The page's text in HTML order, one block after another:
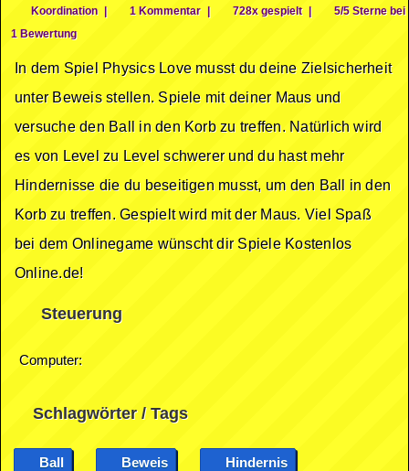
Koordination | 1 Kommentar | 728x gespielt |
5/5 Sterne bei
1 Bewertung
In dem Spiel Physics Love musst du deine Zielsicherheit
unter Beweis stellen. Spiele mit deiner Maus und
versuche den Ball in den Korb zu treffen. Natürlich wird
es von Level zu Level schwerer und du hast mehr
Hindernisse die du beseitigen musst, um den Ball in den
Korb zu treffen. Gespielt wird mit der Maus. Viel Spaß
bei dem Onlinegame wünscht dir Spiele Kostenlos
Online.de!
Steuerung
Computer:
Schlagwörter / Tags
Ball Beweis Hindernis